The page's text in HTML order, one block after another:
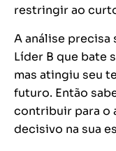
restringir ao
A análise precisa
Líder B que bate
mas atingiu seu
futuro. Então
contribuir para o
decisivo na sua